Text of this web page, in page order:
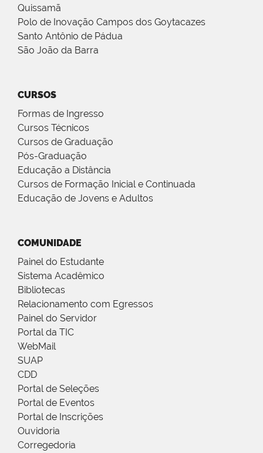
Quissamã
Polo de Inovação Campos dos Goytacazes
Santo Antônio de Pádua
São João da Barra
CURSOS
Formas de Ingresso
Cursos Técnicos
Cursos de Graduação
Pós-Graduação
Educação a Distância
Cursos de Formação Inicial e Continuada
Educação de Jovens e Adultos
COMUNIDADE
Painel do Estudante
Sistema Acadêmico
Bibliotecas
Relacionamento com Egressos
Painel do Servidor
Portal da TIC
WebMail
SUAP
CDD
Portal de Seleções
Portal de Eventos
Portal de Inscrições
Ouvidoria
Corregedoria